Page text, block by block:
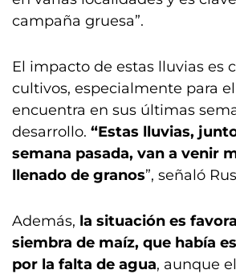
campaña gruesa”.
El impacto de estas lluvias es
cultivos, especialmente para
encuentra en sus últimas
desarrollo. “Estas lluvias,
semana pasada, van a venir
llenado de granos”, señaló
Además, la situación es
siembra de maíz, que había
por la falta de agua, aunque